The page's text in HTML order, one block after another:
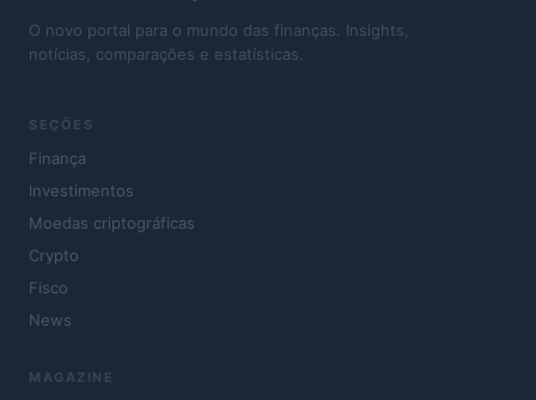
O novo portal para o mundo das finanças. Insights,
notícias, comparações e estatísticas.
SEÇÕES
Finança
Investimentos
Moedas criptográficas
Crypto
Fisco
News
MAGAZINE